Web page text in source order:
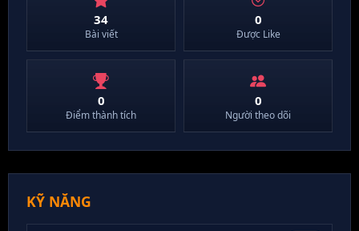
34
Bài viết
0
Được Like
0
Điểm thành tích
0
Người theo dõi
KỸ NĂNG